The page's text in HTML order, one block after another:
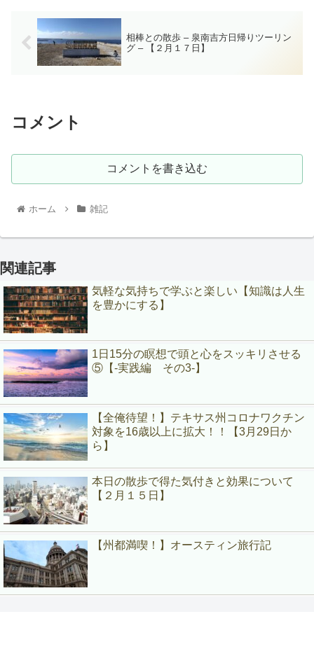
相棒との散歩 – 泉南吉方日帰りツーリン
グ – 【２月１７日】
コメント
コメントを書き込む
ホーム 雑記
関連記事
気軽な気持ちで学ぶと楽しい【知識は人生
を豊かにする】
1日15分の瞑想で頭と心をスッキリさせる
⑤【-実践編 その3-】
【全俺待望！】テキサス州コロナワクチン
対象を16歳以上に拡大！！【3月29日か
ら】
本日の散歩で得た気付きと効果について
【２月１５日】
【州都満喫！】オースティン旅行記